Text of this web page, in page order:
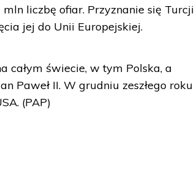
liczbę ofiar. Przyznanie się Turcji
jej do Unii Europejskiej.
całym świecie, w tym Polska, a
Paweł II. W grudniu zeszłego roku
(PAP)